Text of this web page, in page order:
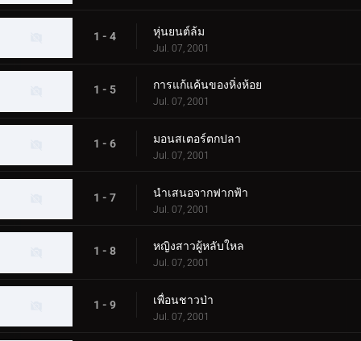
1 - 4 หุ่นยนต์ล้ม
Jul. 07, 2001
1 - 5 การแก้แค้นของหิ่งห้อย
Jul. 07, 2001
1 - 6 มอนสเตอร์ตกปลา
Jul. 07, 2001
1 - 7 นำเสนอจากฟากฟ้า
Jul. 07, 2001
1 - 8 หญิงสาวผู้หลับใหล
Jul. 07, 2001
1 - 9 เพื่อนชาวป่า
Jul. 07, 2001